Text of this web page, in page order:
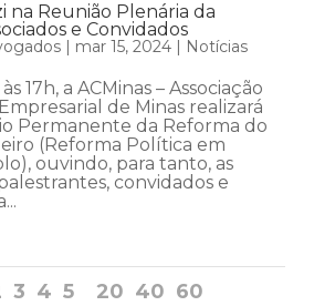
na Reunião Plenária da
e Convidados
| mar 15, 2024| Notícias
17h, a ACMinas – Associação
de Minas realizará
Permanente da Reforma do
(Reforma Política em
ouvindo, para tanto, as
convidados e
3 4 5 20 40 60